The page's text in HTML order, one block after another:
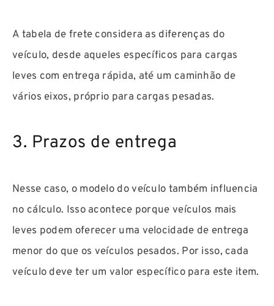
A tabela de frete considera as diferenças do
veículo, desde aqueles específicos para cargas
leves com entrega rápida, até um caminhão de
vários eixos, próprio para cargas pesadas.
3. Prazos de entrega
Nesse caso, o modelo do veículo também influencia
no cálculo. Isso acontece porque veículos mais
leves podem oferecer uma velocidade de entrega
menor do que os veículos pesados. Por isso, cada
veículo deve ter um valor específico para este item.